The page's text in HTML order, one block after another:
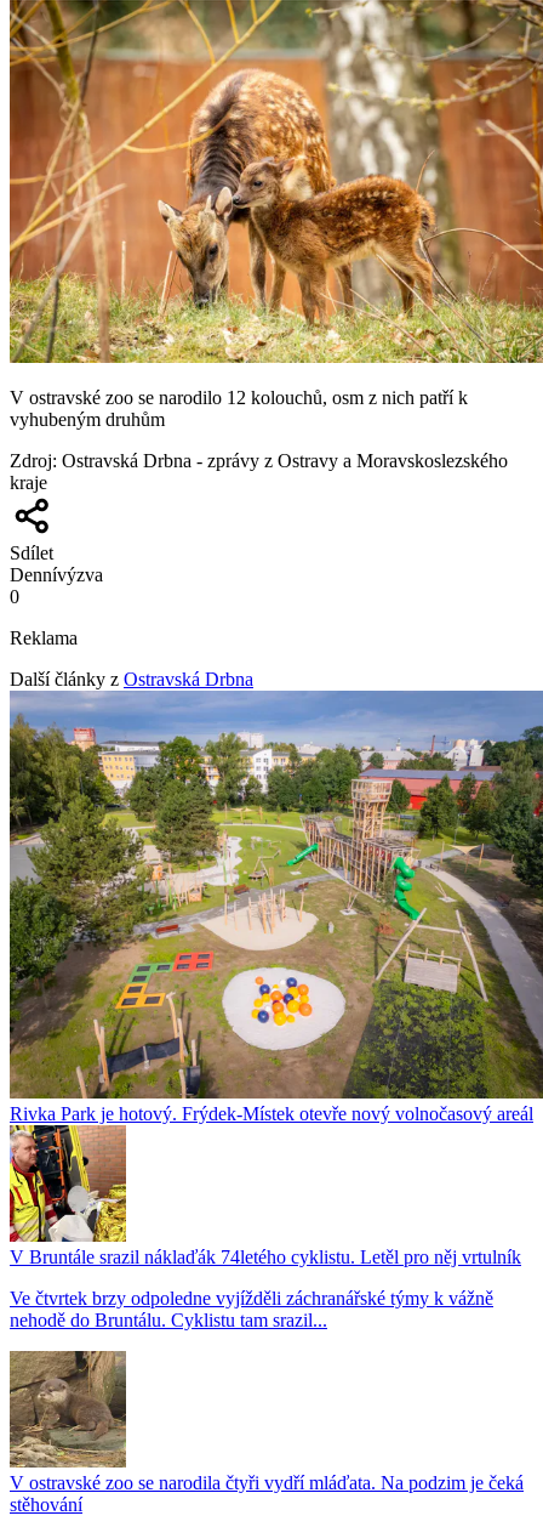
V ostravské zoo se narodilo 12 kolouchů, osm z nich patří k
vyhubeným druhům
Zdroj: Ostravská Drbna - zprávy z Ostravy a Moravskoslezského
kraje
Sdílet
Dennívýzva
0
Reklama
Další články z Ostravská Drbna
Rivka Park je hotový. Frýdek-Místek otevře nový volnočasový areál
V Bruntále srazil náklaďák 74letého cyklistu. Letěl pro něj vrtulník
Ve čtvrtek brzy odpoledne vyjížděli záchranářské týmy k vážně
nehodě do Bruntálu. Cyklistu tam srazil...
V ostravské zoo se narodila čtyři vydří mláďata. Na podzim je čeká
stěhování